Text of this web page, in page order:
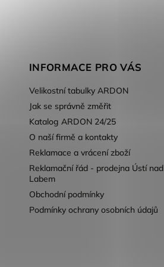
INFORMACE PRO VÁS
Velikostní tabulky ARDON
Jak se správně změřit
Katalog ARDON 24/25
O naší firmě a kontakty
Reklamace a vrácení zboží
Reklamační řád - prodejna Ústí nad
Labem
Obchodní podmínky
Podmínky ochrany osobních údajů